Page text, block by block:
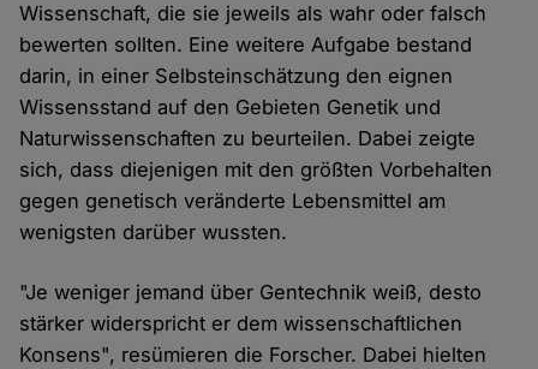
Wissenschaft, die sie jeweils als wahr oder falsch
bewerten sollten. Eine weitere Aufgabe bestand
darin, in einer Selbsteinschätzung den eignen
Wissensstand auf den Gebieten Genetik und
Naturwissenschaften zu beurteilen. Dabei zeigte
sich, dass diejenigen mit den größten Vorbehalten
gegen genetisch veränderte Lebensmittel am
wenigsten darüber wussten.
"Je weniger jemand über Gentechnik weiß, desto
stärker widerspricht er dem wissenschaftlichen
Konsens", resümieren die Forscher. Dabei hielten